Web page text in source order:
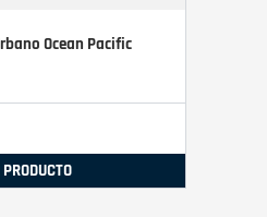
Ocean Pacific